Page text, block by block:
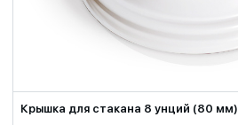
Крышка для стакана 8 унций (80 мм)